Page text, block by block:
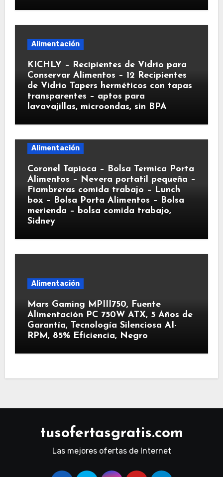
Alimentación
KICHLY – Recipientes de Vidrio para
Conservar Alimentos – 12 Recipientes
de Vidrio Tapers herméticos con tapas
transparentes – aptos para
lavavajillas, microondas, sin BPA
Alimentación
Coronel Tapioca – Bolsa Termica Porta
Alimentos – Nevera portatil pequeña –
Fiambreras comida trabajo – Lunch
box – Bolsa Porta Alimentos – Bolsa
merienda – bolsa comida trabajo,
Sidney
Alimentación
Mars Gaming MPIII750, Fuente
Alimentación PC 750W ATX, 5 Años de
Garantía, Tecnología Silenciosa AI-
RPM, 85% Eficiencia, Negro
tusofertasgratis.com
Las mejores ofertas de Internet